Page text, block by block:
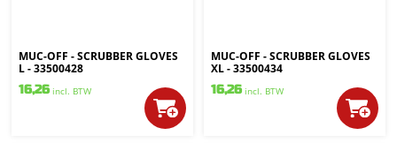
MUC-OFF - SCRUBBER GLOVES
L - 33500428
16,26 incl. BTW
MUC-OFF - SCRUBBER GLOVES
XL - 33500434
16,26 incl. BTW